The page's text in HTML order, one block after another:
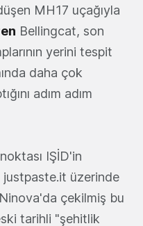
MH17 uçağıyla
Bellingcat, son
yerini tespit
daha çok
adım adım
IŞİD'in
üzerinde
çekilmiş bu
tarihli "şehitlik